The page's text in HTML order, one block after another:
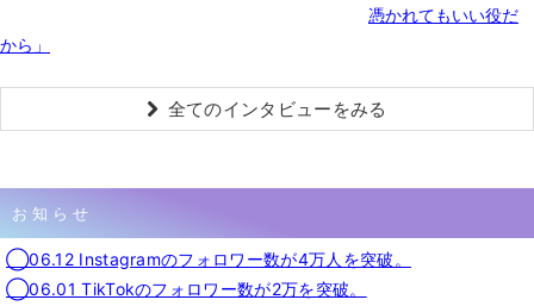
憑かれてもいい役だ
から」
全てのインタビューをみる
お知らせ
◯06.12 Instagramのフォロワー数が4万人を突破。
◯06.01 TikTokのフォロワー数が2万を突破。